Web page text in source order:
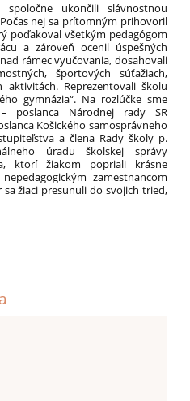
ukončili slávnostnou
nej sa prítomným prihovoril
poďakoval všetkým pedagógom
a zároveň ocenil úspešných
rámec vyučovania, dosahovali
športových súťažiach,
Reprezentovali školu
gymnázia“. Na rozlúčke sme
poslanca Národnej rady SR
Košického samosprávneho
a člena Rady školy p.
úradu školskej správy
ktorí žiakom popriali krásne
zamestnancom
žiaci presunuli do svojich tried,